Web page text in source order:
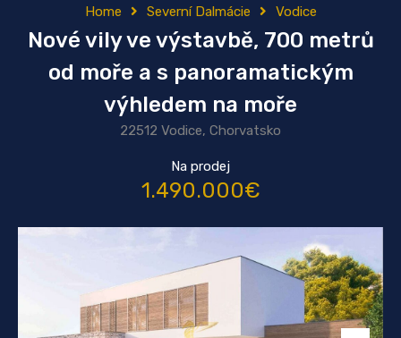
Home Severní Dalmácie Vodice
Nové vily ve výstavbě, 700 metrů
od moře a s panoramatickým
výhledem na moře
22512 Vodice, Chorvatsko
Na prodej
1.490.000€